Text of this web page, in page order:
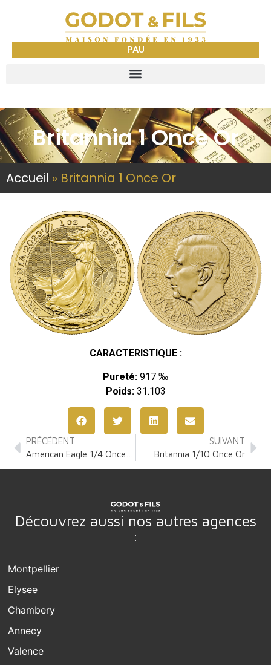
PAU
Britannia 1 Once Or
Accueil » Britannia 1 Once Or
CARACTERISTIQUE :
Pureté: 917 ‰
Poids:31.103
PRÉCÉDENT
SUIVANT
Britannia 1/10 Once Or
Découvrez aussi nos autres agences
:
Montpellier
Elysee
Chambery
Annecy
Valence